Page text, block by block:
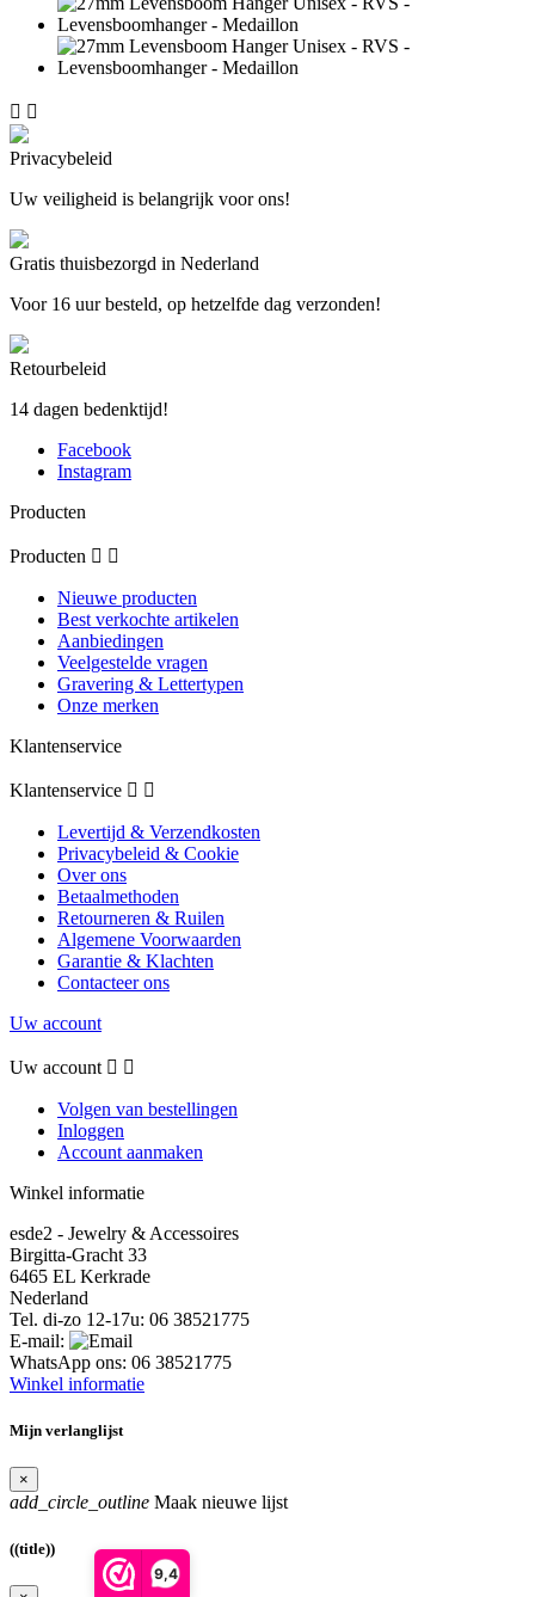
9,4
 
Privacybeleid
Uw veiligheid is belangrijk voor ons!
Gratis thuisbezorgd in Nederland
Voor 16 uur besteld, op hetzelfde dag verzonden!
Retourbeleid
14 dagen bedenktijd!
Facebook
Instagram
Producten
Producten  
Nieuwe producten
Best verkochte artikelen
Aanbiedingen
Veelgestelde vragen
Gravering & Lettertypen
Onze merken
Klantenservice
Klantenservice  
Levertijd & Verzendkosten
Privacybeleid & Cookie
Over ons
Betaalmethoden
Retourneren & Ruilen
Algemene Voorwaarden
Garantie & Klachten
Contacteer ons
Uw account
Uw account  
Volgen van bestellingen
Inloggen
Account aanmaken
Winkel informatie
esde2 - Jewelry & Accessoires
Birgitta-Gracht 33
6465 EL Kerkrade
Nederland
Tel. di-zo 12-17u: 06 38521775
E-mail:
WhatsApp ons: 06 38521775
Winkel informatie
Mijn verlanglijst
×
add_circle_outline Maak nieuwe lijst
((title))